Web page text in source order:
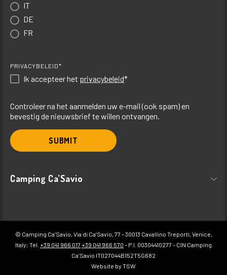
IT
DE
FR
PRIVACYBELEID*
Ik accepteer het privacybeleid*
Controleer na het aanmelden uw e-mail (ook spam) en
bevestig de nieuwsbrief te willen ontvangen.
SUBMIT
Camping Ca’Savio
© Camping Ca’Savio, Via di Ca’Savio, 77 – 30013 Cavallino Treporti, Venice,
Italy; Tel. +39 041 966 017 +39 041 966 570 – P.I. 00304410277 – CIN Camping
Ca’Savio IT027044B152T5G682
Website by TSW